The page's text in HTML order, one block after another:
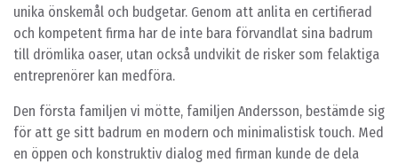
unika önskemål och budgetar. Genom att anlita en certifierad
och kompetent firma har de inte bara förvandlat sina badrum
till drömlika oaser, utan också undvikit de risker som felaktiga
entreprenörer kan medföra.
Den första familjen vi mötte, familjen Andersson, bestämde sig
för att ge sitt badrum en modern och minimalistisk touch. Med
en öppen och konstruktiv dialog med firman kunde de dela